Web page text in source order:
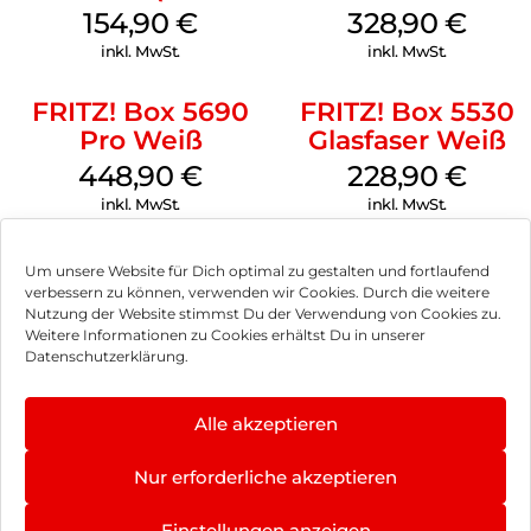
Um unsere Website für Dich optimal zu gestalten und fortlaufend
verbessern zu können, verwenden wir Cookies. Durch die weitere
Nutzung der Website stimmst Du der Verwendung von Cookies zu.
Weitere Informationen zu Cookies erhältst Du in unserer
Datenschutzerklärung.
Alle akzeptieren
Nur erforderliche akzeptieren
Tarifvermarktung)
Weiß
154,90€
inkl. MwSt.
328,90€
inkl. MwSt.
FRITZ! Box 5690
Pro Weiß
448,90€
inkl. MwSt.
FRITZ! Box 5530
Glasfaser Weiß
228,90€
inkl. MwSt.
Impressum
Hinweis zur Batterieentsorgung